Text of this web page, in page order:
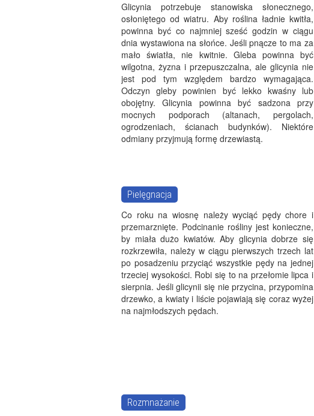
Glicynia potrzebuje stanowiska słonecznego,
osłoniętego od wiatru. Aby roślina ładnie kwitła,
powinna być co najmniej sześć godzin w ciągu
dnia wystawiona na słońce. Jeśli pnącze to ma za
mało światła, nie kwitnie. Gleba powinna być
wilgotna, żyzna i przepuszczalna, ale glicynia nie
jest pod tym względem bardzo wymagająca.
Odczyn gleby powinien być lekko kwaśny lub
obojętny. Glicynia powinna być sadzona przy
mocnych podporach (altanach, pergolach,
ogrodzeniach, ścianach budynków). Niektóre
odmiany przyjmują formę drzewiastą.
Pielęgnacja
Co roku na wiosnę należy wyciąć pędy chore i
przemarznięte. Podcinanie rośliny jest konieczne,
by miała dużo kwiatów. Aby glicynia dobrze się
rozkrzewiła, należy w ciągu pierwszych trzech lat
po posadzeniu przyciąć wszystkie pędy na jednej
trzeciej wysokości. Robi się to na przełomie lipca i
sierpnia. Jeśli glicynii się nie przycina, przypomina
drzewko, a kwiaty i liście pojawiają się coraz wyżej
na najmłodszych pędach.
Rozmnażanie